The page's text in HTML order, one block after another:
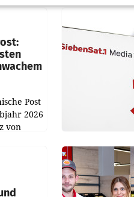
Post
2026
von
Plus